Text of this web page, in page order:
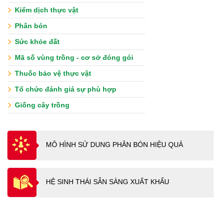
Kiểm dịch thực vật
Phân bón
Sức khỏe đất
Mã số vùng trồng - cơ sở đóng gói
Thuốc bảo vệ thực vật
Tổ chức đánh giá sự phù hợp
Giống cây trồng
MÔ HÌNH SỬ DUNG PHÂN BÓN HIỆU QUẢ
HỆ SINH THÁI SẴN SÀNG XUẤT KHẨU